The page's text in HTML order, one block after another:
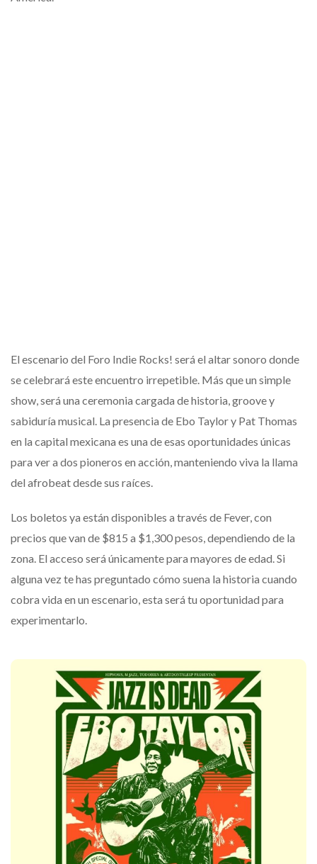
El escenario del Foro Indie Rocks! será el altar sonoro donde
se celebrará este encuentro irrepetible. Más que un simple
show, será una ceremonia cargada de historia, groove y
sabiduría musical. La presencia de Ebo Taylor y Pat Thomas
en la capital mexicana es una de esas oportunidades únicas
para ver a dos pioneros en acción, manteniendo viva la llama
del afrobeat desde sus raíces.
Los boletos ya están disponibles a través de Fever, con
precios que van de $815 a $1,300 pesos, dependiendo de la
zona. El acceso será únicamente para mayores de edad. Si
alguna vez te has preguntado cómo suena la historia cuando
cobra vida en un escenario, esta será tu oportunidad para
experimentarlo.